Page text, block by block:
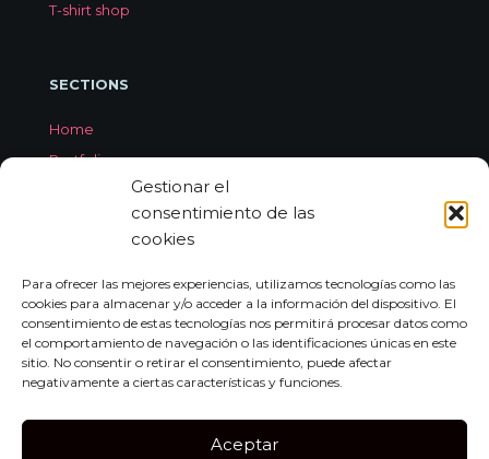
Gestionar el
consentimiento de las
cookies
Para ofrecer las mejores experiencias, utilizamos tecnologías como las
cookies para almacenar y/o acceder a la información del dispositivo. El
consentimiento de estas tecnologías nos permitirá procesar datos como
el comportamiento de navegación o las identificaciones únicas en este
sitio. No consentir o retirar el consentimiento, puede afectar
negativamente a ciertas características y funciones.
Aceptar
T-shirt shop
SECTIONS
Home
Portfolio
About Jorge Aleix
Contact
CONTACT